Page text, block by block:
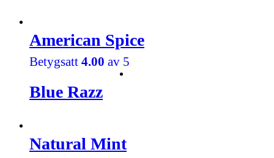
American Spice
Betygsatt 4.00 av 5
Blue Razz
Natural Mint